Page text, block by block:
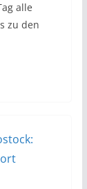
alle
zu den